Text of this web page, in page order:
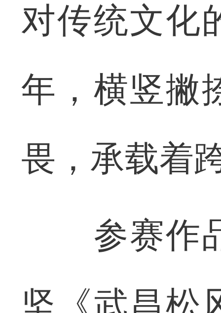
对传统文化
年，横竖撇
畏，承载着
参赛作品
坚《武昌松